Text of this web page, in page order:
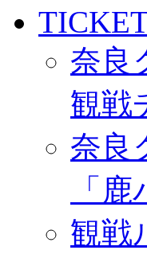
奈良
観戦
奈良
「鹿
観戦